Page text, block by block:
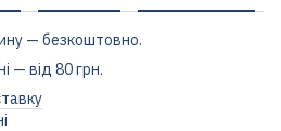
— безкоштовно.
— від 80 грн.